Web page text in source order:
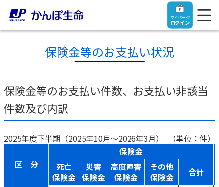
マイページ
ログイン
トップ
ご契約者さま
ご契約者さま
マイページログイン
保険をご検討中のお客さま
保険をご検討中のお客さま
法人のお客さま
保険金等のお支払い状況
保険金等のお支払い件数、お支払い非該当
件数及び内訳
2025年度下半期（2025年10月～2026年3月） （単位：件）
区 分
保険金
死亡
保険金
災害
保険金
高度障害
保険金
その他
保険金
合計